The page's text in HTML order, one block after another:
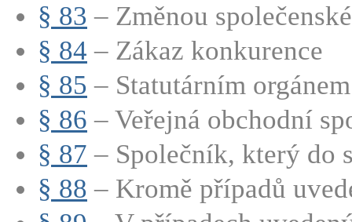
§ 83 – Změnou
§ 84 – Zákaz konkurence
§ 85 – Statutárním
§ 86 – Veřejná obchodní
§ 87 – Společník, který do
§ 88 – Kromě případů